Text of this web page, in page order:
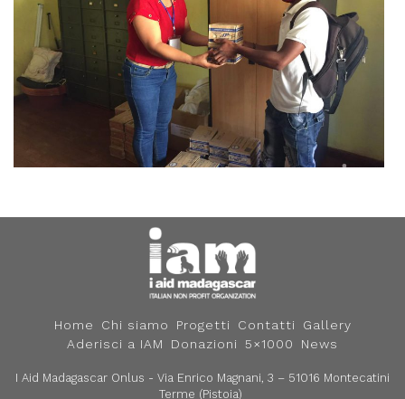
Home Chi siamo Progetti Contatti
Gallery
Aderisci a IAM
Donazioni 5×1000 News
I Aid Madagascar Onlus - Via Enrico Magnani, 3 – 51016 Montecatini
Terme (Pistoia)